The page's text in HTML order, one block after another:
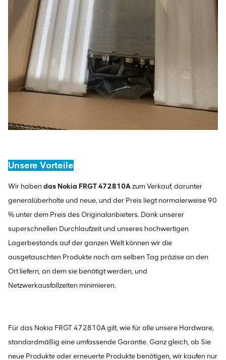
Unsere Vorteile
Wir haben das Nokia FRGT 472810Azum Verkauf, darunter
generalüberholte und neue, und der Preis liegt normalerweise 90
% unter dem Preis des Originalanbieters. Dank unserer
superschnellen Durchlaufzeit und unseres hochwertigen
Lagerbestands auf der ganzen Welt können wir die
ausgetauschten Produkte noch am selben Tag präzise an den
Ort liefern, an dem sie benötigt werden, und
Netzwerkausfallzeiten minimieren.
Für das Nokia FRGT 472810A gilt, wie für alle unsere Hardware,
standardmäßig eine umfassende Garantie. Ganz gleich, ob Sie
neue Produkte oder erneuerte Produkte benötigen, wir kaufen nur